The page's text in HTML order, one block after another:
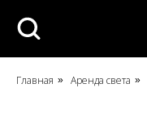
Главная » Аренда света »